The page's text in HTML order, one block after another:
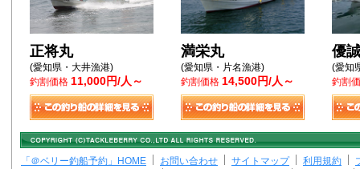
正将丸
(愛知県・大井漁港)
釣割価格 11,000円/人～
満栄丸
(愛知県・片名漁港)
釣割価格 14,500円/人～
優
(愛知
釣割
「＠ベリー釣船予約」HOME お問い合わせ サイトマップ 利用規約